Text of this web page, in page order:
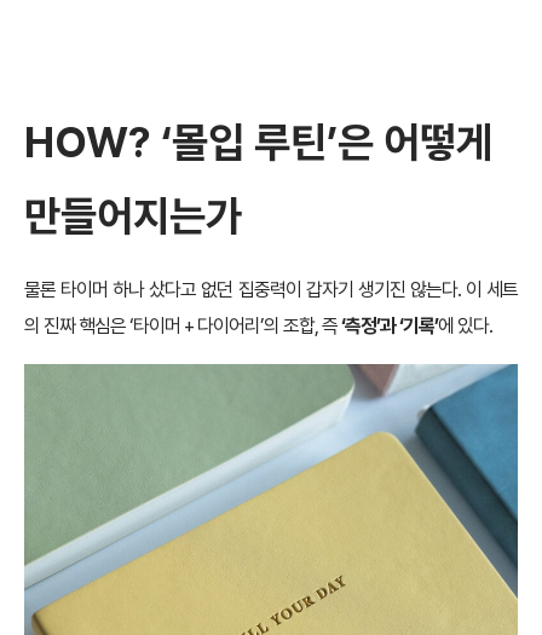
HOW? ‘몰입 루틴’은 어떻게
만들어지는가
물론 타이머 하나 샀다고 없던 집중력이 갑자기 생기진 않는다. 이 세트
의 진짜 핵심은 ‘타이머 + 다이어리’의 조합, 즉‘측정’과 ‘기록’에 있다.